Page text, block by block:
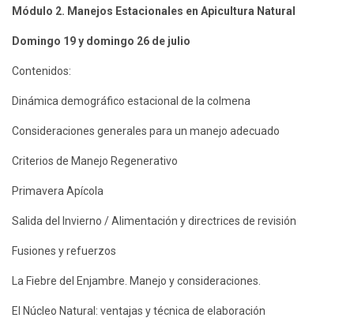
Módulo 2. Manejos Estacionales en Apicultura Natural
Domingo 19 y domingo 26 de julio
Contenidos:
Dinámica demográfico estacional de la colmena
Consideraciones generales para un manejo adecuado
Criterios de Manejo Regenerativo
Primavera Apícola
Salida del Invierno / Alimentación y directrices de revisión
Fusiones y refuerzos
La Fiebre del Enjambre. Manejo y consideraciones.
El Núcleo Natural: ventajas y técnica de elaboración